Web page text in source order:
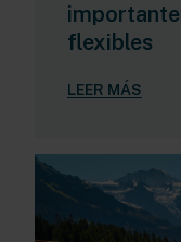
flexibles
LEER MÁS